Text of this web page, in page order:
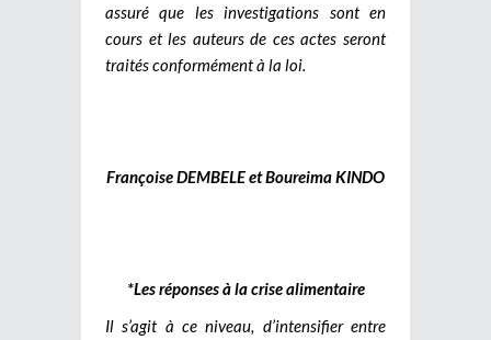
assuré que les investigations sont en
cours et les auteurs de ces actes seront
traités conformément à la loi.
Françoise DEMBELE et Boureima KINDO
*Les réponses à la crise alimentaire
Il s’agit à ce niveau, d’intensifier entre